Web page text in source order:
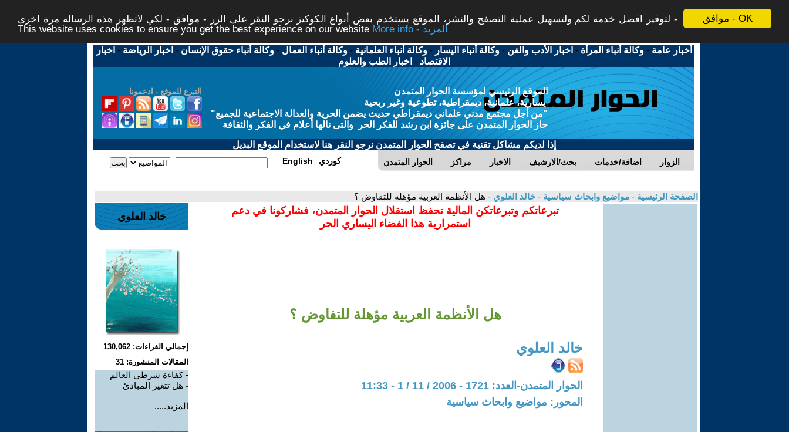
موافق - OK
لتوفير افضل خدمة لكم ولتسهيل عملية التصفح والنشر، الموقع يستخدم بعض أنواع الكوكيز نرجو النقر على الزر - موافق - لكي لاتظهر هذه الرسالة مرة اخرى -
This website uses cookies to ensure you get the best experience on our website
More info - المزيد
أخبار عامة -وكالة أنباء المرأة - اخبار الأدب والفن -وكالة أنباء اليسار -وكالة أنباء العلمانية -وكالة أنباء العمال -وكالة أنباء حقوق الإنسان - اخبار الرياضة - اخبار
الاقتصاد - اخبار الطب والعلوم
التبرع للموقع - ادعمونا
الموقع الرئيسي لمؤسسة الحوار المتمدن
يسارية، علمانية، ديمقراطية، تطوعية وغير ربحية
"من أجل مجتمع مدني علماني ديمقراطي حديث يضمن الحرية والعدالة الاجتماعية للجميع"
حاز الحوار المتمدن على جائزة ابن رشد للفكر الحر والتى نالها أعلام في الفكر والثقافة
إذا لديكم مشاكل تقنية في تصفح الحوار المتمدن نرجو النقر هنا لاستخدام الموقع البديل
الحوار المتمدن مراكز الاخبار بحث/الارشيف اضافة/خدمات الزوار English كوردي
الصفحة الرئيسية - مواضيع وابحاث سياسية - خالد العلوي - هل الأنظمة العربية مؤهلة للتفاوض ؟
تبرعاتكم وتبرعاتكن المالية تحفظ استقلال الحوار المتمدن، فشاركونا في دعم
استمرارية هذا الفضاء اليساري الحر
هل الأنظمة العربية مؤهلة للتفاوض ؟
خالد العلوي
الحوار المتمدن-العدد: 1721 - 2006 / 11 / 1 - 11:33
المحور: مواضيع وابحاث سياسية
خالد العلوي
إجمالي القراءات: 130,062
المقالات المنشورة: 31
-كفاءة شرطي العالم
- هل تتغير المبادئ
المزيد.....